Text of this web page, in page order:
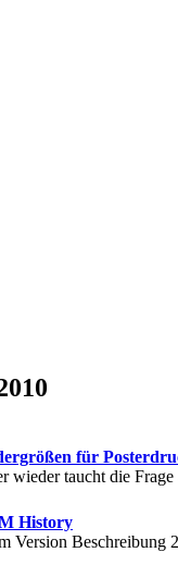
für
wieder taucht die
History
Version Beschreibung